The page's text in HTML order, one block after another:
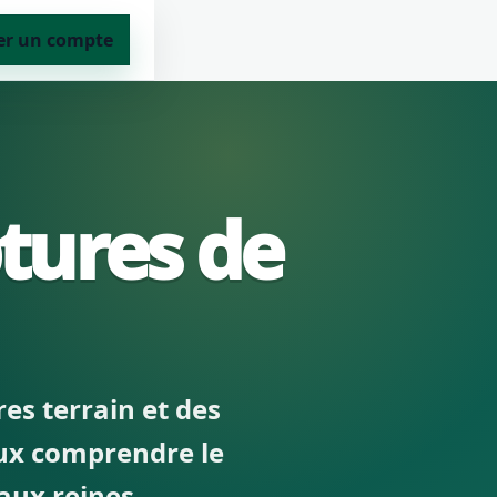
un compte
de
terrain et des
comprendre le